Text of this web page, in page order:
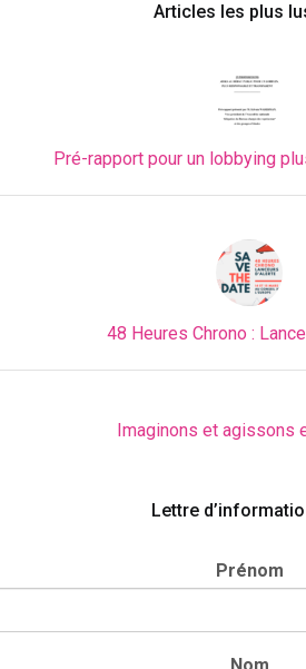
Articles les plus
Pré-rapport pour un lobbying
48 Heures Chrono :
Imaginons et agissons
Lettre
Prénom